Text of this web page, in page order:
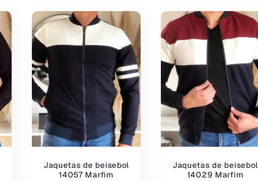
Jaquetas de beisebol
14057 Marfim
Jaquetas de beisebol
14029 Marfim